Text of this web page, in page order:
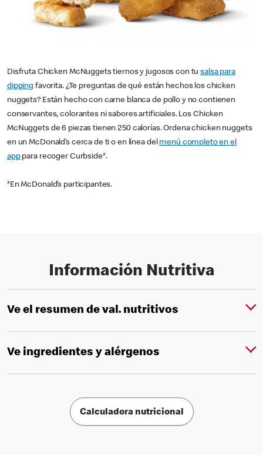
Disfruta Chicken McNuggets tiernos y jugosos con tusalsa para
dipping favorita. ¿Te preguntas de qué están hechos los chicken
nuggets? Están hecho con carne blanca de pollo y no contienen
conservantes, colorantes ni sabores artificiales. Los Chicken
McNuggets de 6 piezas tienen 250 calorías. Ordena chicken nuggets
en un McDonald’s cerca de ti o en línea del menú completo en el
apppara recoger Curbside*.
*En McDonald’s participantes.
Información Nutritiva
Ve el resumen de val. nutritivos
Ve ingredientes y alérgenos
Calculadora nutricional